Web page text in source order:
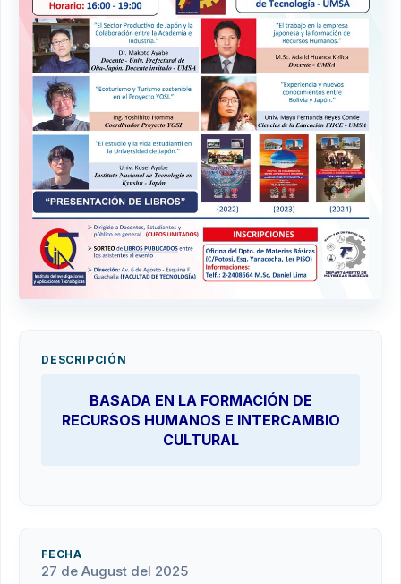
DESCRIPCIÓN
BASADA EN LA FORMACIÓN DE
RECURSOS HUMANOS E INTERCAMBIO
CULTURAL
FECHA
27 de August del 2025